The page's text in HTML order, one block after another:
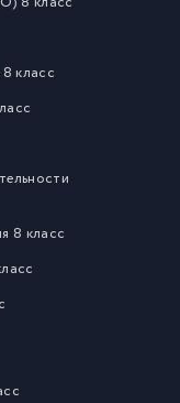
8 класс
8 класс